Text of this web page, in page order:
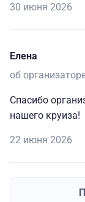
работающие
капитану и
30 июня 2026
Елена
об
Спасибо
нашего круиза!
22 июня 2026